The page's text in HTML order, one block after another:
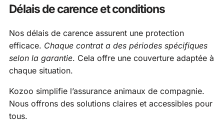
Délais de carence et conditions
Nos délais de carence assurent une protection
efficace. Chaque contrat a des périodes spécifiques
selon la garantie. Cela offre une couverture adaptée à
chaque situation.
Kozoo simplifie l’assurance animaux de compagnie.
Nous offrons des solutions claires et accessibles pour
tous.